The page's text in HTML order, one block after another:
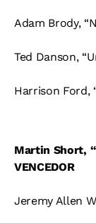
Adam Brody,
Ted Danson,
Harrison Ford,
Martin Short,
VENCEDOR
Jeremy Allen